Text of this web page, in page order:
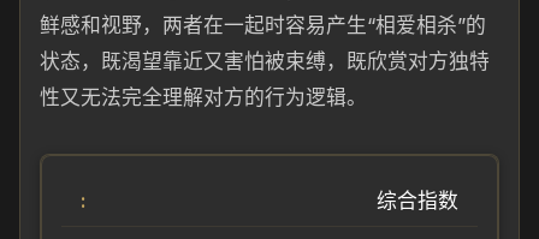
鲜感和视野，两者在一起时容易产生“相爱相杀”的
状态，既渴望靠近又害怕被束缚，既欣赏对方独特
性又无法完全理解对方的行为逻辑。
综合指数